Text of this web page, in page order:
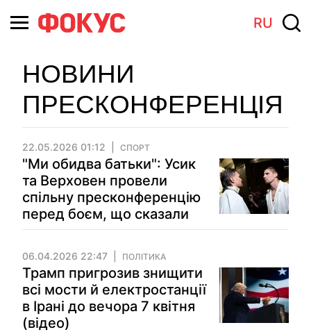
RU
НОВИНИ
ПРЕСКОНФЕРЕНЦІЯ
22.05.2026 01:12 СПОРТ
"Ми обидва батьки": Усик
та Верховен провели
спільну пресконференцію
перед боєм, що сказали
06.04.2026 22:47 ПОЛІТИКА
Трамп пригрозив знищити
всі мости й електростанції
в Ірані до вечора 7 квітня
(відео)